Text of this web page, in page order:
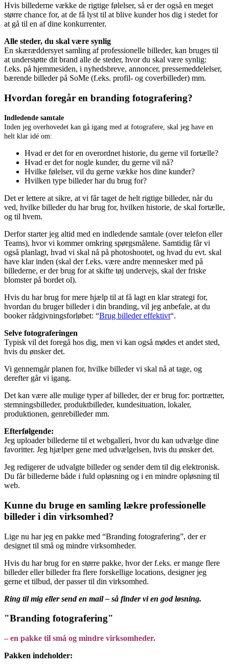
Hvis billederne vække de rigtige følelser, så er der også en meget
større chance for, at de få lyst til at blive kunder hos dig i stedet for
at gå til en af dine konkurrenter.
Alle steder, du skal være synlig
En skæræddersyet samling af professionelle billeder, kan bruges til
at understøtte dit brand alle de steder, hvor du skal være synlig:
f.eks. på hjemmesiden, i nyhedsbreve, annoncer, pressemeddelelser,
bærende billeder på SoMe (f.eks. profil- og coverbilleder) mm.
Hvordan foregår en branding fotografering?
Indledende samtale
Inden jeg overhovedet kan gå igang med at fotografere, skal jeg have en
helt klar idé om:
Hvad er det for en overordnet historie, du gerne vil fortælle?
Hvad er det for nogle kunder, du gerne vil nå?
Hvilke følelser, vil du gerne vække hos dine kunder?
Hvilken type billeder har du brug for?
Det er lettere at sikre, at vi får taget de helt rigtige billeder, når du
ved, hvilke billeder du har brug for, hvilken historie, de skal fortælle,
og til hvem.
Derfor starter jeg altid med en indledende samtale (over telefon eller
Teams), hvor vi kommer omkring spørgsmålene. Samtidig får vi
også planlagt, hvad vi skal nå på photoshootet, og hvad du evt. skal
have klar inden (skal der f.eks. være andre mennesker med på
billederne, er der brug for at skifte tøj undervejs, skal der friske
blomster på bordet ol).
Hvis du har brug for mere hjælp til at få lagt en klar strategi for,
hvordan du bruger billeder i din branding, vil jeg anbefale, at du
booker rådgivningsforløbet: “Brug billeder effektivt“.
Selve fotograferingen
Typisk vil det foregå hos dig, men vi kan også mødes et andet sted,
hvis du ønsker det.
Vi gennemgår planen for, hvilke billeder vi skal nå at tage, og
derefter går vi igang.
Det kan være alle mulige typer af billeder, der er brug for: portrætter,
stemningsbilleder, produktbilleder, kundesituation, lokaler,
produktionen, genrebilleder mm.
Efterfølgende:
Jeg uploader billederne til et webgalleri, hvor du kan udvælge dine
favoritter. Jeg hjælper gene med udvælgelsen, hvis du ønsker det.
Jeg redigerer de udvalgte billeder og sender dem til dig elektronisk.
Du får billederne både i fuld opløsning og i en mindre opløsning til
web.
Kunne du bruge en samling lækre professionelle
billeder i din virksomhed?
Lige nu har jeg en pakke med “Branding fotografering”, der er
designet til små og mindre virksomheder.
Hvis du har brug for en større pakke, hvor der f.eks. er mange flere
billeder eller billeder fra flere forskellige locations, designer jeg
gerne et tilbud, der passer til din virksomhed.
Ring til mig eller send en mail – så finder vi en god løsning.
"Branding fotografering"
– en pakke til små og mindre virksomheder.
Pakken indeholder: